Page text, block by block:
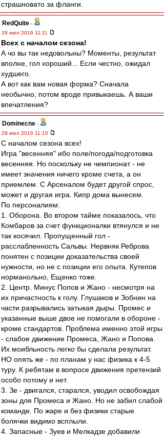
страшновато за фланги.
RedQuite -
29 июл 2016 11:11
Всех с началом сезона!
А чо вы так недовольны? Моменты, результат
вполне, гол хороший... Если честно, ожидал
худшего.
А вот как вам новая форма? Сначала
необычно, потом вроде привыкаешь. А ваши
впечатления?
Dominecne -
29 июл 2016 11:10
С началом сезона всех!
Игра "весенняя" ибо поле/погода/подготовка
весенняя. Но поскольку не чемпионат - не
имеет значения ничего кроме счета, а он
приемлем. С Арсеналом будет другой спрос,
может и другая игра. Кипр дома вынесем.
По персоналиям:
1. Оборона. Во втором тайме показалось, что
Комбаров за счет функционалки втянулся и не
так косячил. Пропущенный гол -
расслабленность Сальвы. Нервняк Реброва
понятен с позиции доказательства своей
нужности, но не с позиции его опыта. Кутепов
норманольно, Ещенко тоже.
2. Центр. Минус Попов и Жано - несмотря на
их причастность к голу. Глушаков и Зобнин на
части разрывались затыкая дыры. Промес и
указанные выше двое не помогали в обороне -
кроме стандартов. Проблема именно этой игры
- слабое движение Промеса, Жано и Попова.
Их моибльность легко бы сделала результат.
НО опять же - по планам у нас физика к 4-5
туру. К ребятам в вопросе движения претензий
особо потому и нет.
3. Зе - двигался, старался, уводил освобождая
зоны для Промеса и Жано. Но не забил слабой
команде. По жаре и без физики старые
болячки видимо всплыли.
4. Запасные - Зуев и Мелкадзе добавили